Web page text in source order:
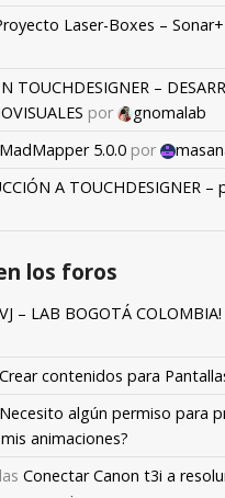
Laser-Boxes –
TOUCHDESIGNER –
por
gnomalab
5.0.0 por
A TOUCHDESIGNER
los foros
VJ – LAB BOGOTÁ
Crear contenidos para
Necesito algún permiso para
animaciones?
Conectar Canon t3i a